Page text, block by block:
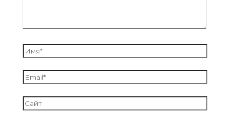
Имя*
Email*
Сайт